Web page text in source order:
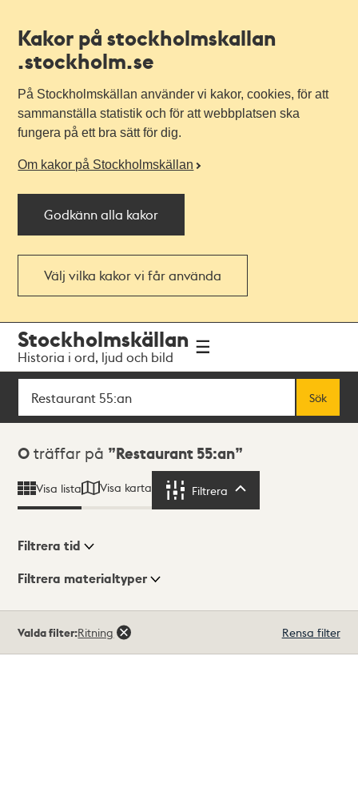
Kakor på stockholmskallan
.stockholm.se
På Stockholmskällan använder vi kakor, cookies, för att
sammanställa statistik och för att webbplatsen ska
fungera på ett bra sätt för dig.
Om kakor på Stockholmskällan
Godkänn alla kakor
Välj vilka kakor vi får använda
navigationen
huvudinnehållet
Stockholmskällan
Historia i ord, ljud och bild
Sök
Sök
Sökresultat
0 träffar på Restaurant 55:an
Visa lista Visa karta Filtrera
Visningsläge
Filtrera tid
Filtrera materialtyper
träffar
Valda filter:Ritning Rensa filter